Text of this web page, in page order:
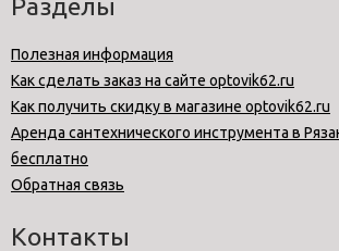
Разделы
Полезная информация
Как сделать заказ на сайте optovik62.ru
Как получить скидку в магазине optovik62.ru
Аренда сантехнического инструмента в
бесплатно
Обратная связь
Контакты